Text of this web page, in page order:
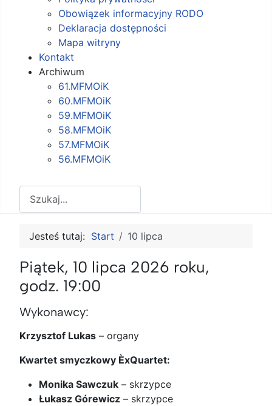
Obowiązek informacyjny RODO
Deklaracja dostępności
Mapa witryny
Kontakt
Archiwum
61.MFMOiK
60.MFMOiK
59.MFMOiK
58.MFMOiK
57.MFMOiK
56.MFMOiK
Jesteś tutaj: Start 10 lipca
Piątek, 10 lipca 2026 roku,
godz. 19:00
Wykonawcy:
Krzysztof Lukas – organy
Kwartet smyczkowy ÈxQuartet:
Monika Sawczuk – skrzypce
Łukasz Górewicz – skrzypce